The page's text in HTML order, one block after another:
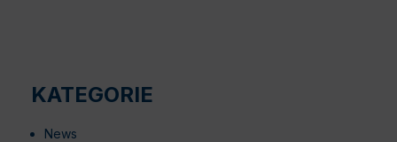
KATEGORIE
News